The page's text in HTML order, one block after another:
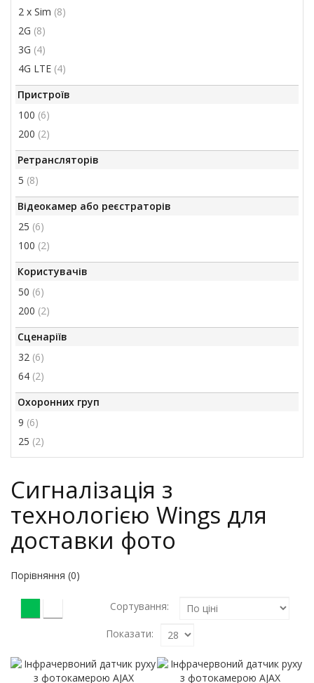
2 x Sim (8)
2G (8)
3G (4)
4G LTE (4)
Пристроїв
100 (6)
200 (2)
Ретрансляторів
5 (8)
Відеокамер або реєстраторів
25 (6)
100 (2)
Користувачів
50 (6)
200 (2)
Сценаріїв
32 (6)
64 (2)
Охоронних груп
9 (6)
25 (2)
Сигналізація з
технологією Wings для
доставки фото
Порівняння (0)
Сортування:
Показати: